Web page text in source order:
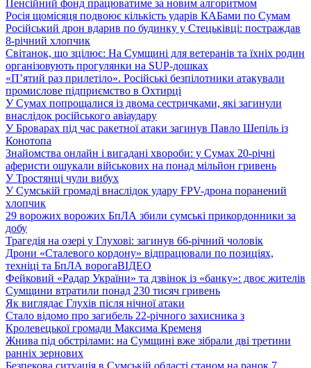
Пенсійний фонд працюватиме за новим алгоритмом
Росія щомісяця подвоює кількість ударів КАБами по Сумам
Російський дрон вдарив по будинку у Стецьківці: постраждав
8-річний хлопчик
Світанок, що зцілює: На Сумщині для ветеранів та їхніх родин
організовують прогулянки на SUP-дошках
«П’ятий раз прилетіло». Російські безпілотники атакували
промислове підприємство в Охтирці
У Сумах попрощалися із двома сестричками, які загинули
внаслідок російського авіаудару
У Броварах під час ракетної атаки загинув Павло Шепіль із
Конотопа
Знайомства онлайн і вигадані хвороби: у Сумах 20-річні
аферисти ошукали військових на понад мільйон гривень
У Тростянці чули вибух
У Сумській громаді внаслідок удару FPV-дрона поранений
хлопчик
29 ворожих ворожих БпЛА збили сумські прикордонники за
добу
Трагедія на озері у Глухові: загинув 66-річний чоловік
Дрони «Сталевого кордону» відпрацювали по позиціях,
техніці та БпЛА ворогаВІДЕО
Фейковий «Радар України» та дзвінок із «банку»: двоє жителів
Сумщини втратили понад 230 тисяч гривень
Як виглядає Глухів після нічної атаки
Стало відомо про загибель 22-річного захисника з
Кролевецької громади Максима Кременя
Жнива під обстрілами: на Сумщині вже зібрали дві третини
ранніх зернових
Безпекова ситуація в Сумській області станом на ранок 7